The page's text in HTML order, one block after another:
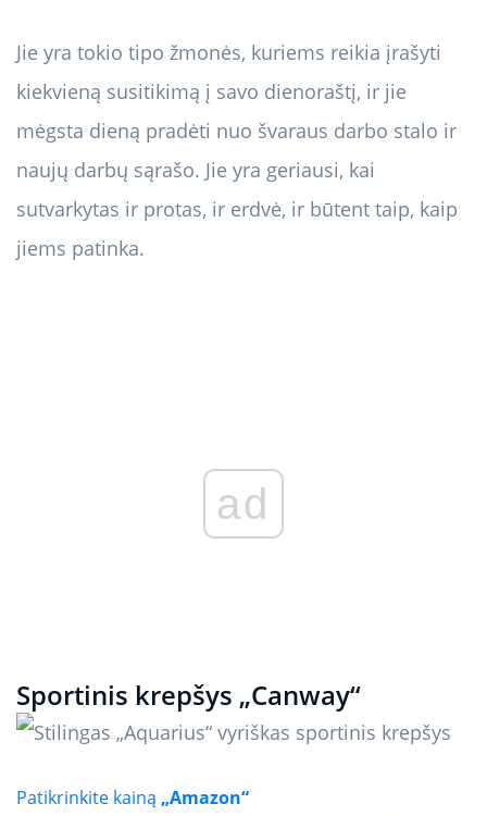
Jie yra tokio tipo žmonės, kuriems reikia įrašyti
kiekvieną susitikimą į savo dienoraštį, ir jie
mėgsta dieną pradėti nuo švaraus darbo stalo ir
naujų darbų sąrašo. Jie yra geriausi, kai
sutvarkytas ir protas, ir erdvė, ir būtent taip, kaip
jiems patinka.
ad
Sportinis krepšys „Canway“
Patikrinkite kainą „Amazon“